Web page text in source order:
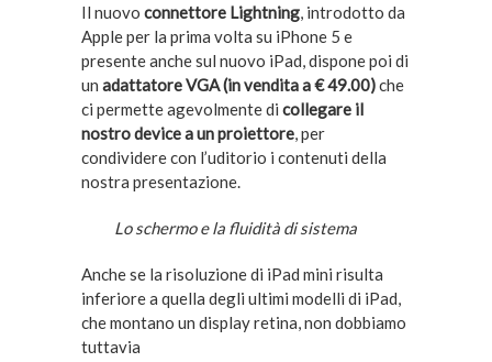
Il nuovo connettore Lightning, introdotto da
Apple per la prima volta su iPhone 5 e
presente anche sul nuovo iPad, dispone poi di
un adattatore VGA (in vendita a € 49.00)che
ci permette agevolmente di collegare il
nostro device a un proiettore, per
condividere con l’uditorio i contenuti della
nostra presentazione.
Lo schermo e la fluidità di sistema
Anche se la risoluzione di iPad mini risulta
inferiore a quella degli ultimi modelli di iPad,
che montano un display retina, non dobbiamo
tuttavia